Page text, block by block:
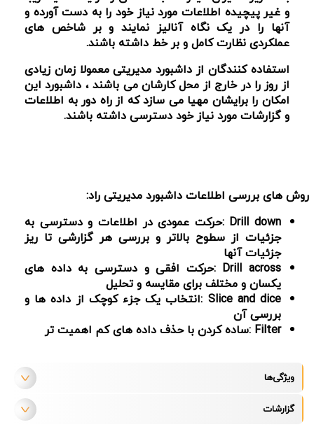
و غیر پیچیده اطلاعات مورد نیاز خود را به دست آورده و
آنها را در یک نگاه آنالیز نمایند و بر شاخص های
عملکردی نظارت کامل و بر خط داشته باشند.
استفاده کنندگان از داشبورد مدیریتی معمولا زمان زیادی
از روز را در خارج از محل کارشان می باشند ، داشبورد این
امکان را برایشان مهیا می سازد که از راه دور به اطلاعات
و گزارشات مورد نیاز خود دسترسی داشته باشند.
روش های بررسی اطلاعات داشبورد مدیریتی راد:
: Drill downحرکت عمودی در اطلاعات و دسترسی به
جزئیات از سطوح بالاتر و بررسی هر گزارشی تا ریز
جزئیات آنها
: Drill acrossحرکت افقی و دسترسی به داده های
یکسان و مختلف برای مقایسه و تحلیل
: Slice and diceانتخاب یک جزء کوچک از داده ها و
بررسی آن
: Filterساده کردن با حذف داده های کم اهمیت تر
ویژگی‌ها
گزارشات